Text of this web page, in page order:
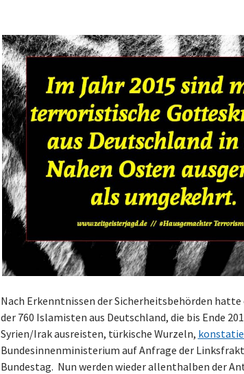
Nach Erkenntnissen der Sicherheitsbehörden
der 760 Islamisten aus Deutschland, die bis Ende
Syrien/Irak ausreisten, türkische Wurzeln,
Bundesinnenministerium auf Anfrage der
Bundestag. Nun werden wieder allenthalben der